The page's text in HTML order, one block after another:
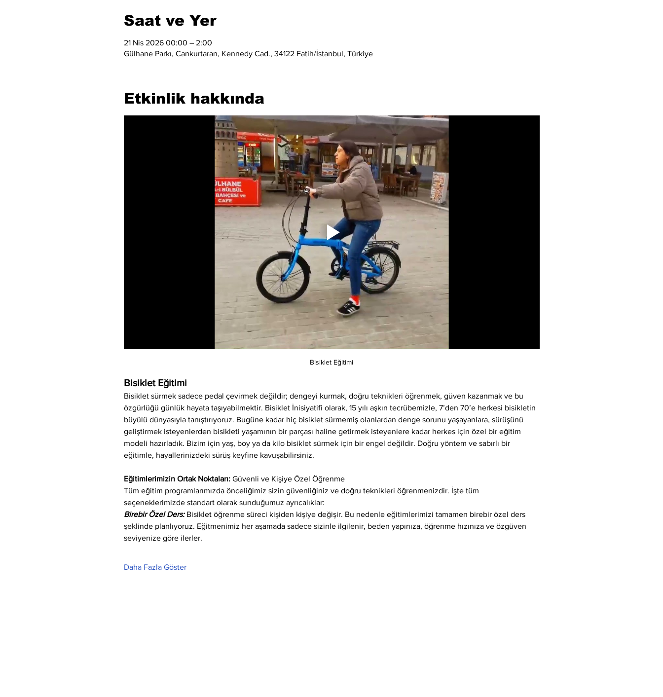
Saat ve Yer
21 Nis 2026 00:00 – 2:00
Gülhane Parkı, Cankurtaran, Kennedy Cad., 34122 Fatih/İstanbul, Türkiye
Etkinlik hakkında
Bisiklet Eğitimi
Bisiklet Eğitimi
Bisiklet sürmek sadece pedal çevirmek değildir; dengeyi kurmak, doğru teknikleri öğrenmek, güven kazanmak ve bu
özgürlüğü günlük hayata taşıyabilmektir. Bisiklet İnisiyatifi olarak, 15 yılı aşkın tecrübemizle, 7’den 70’e herkesi bisikletin
büyülü dünyasıyla tanıştırıyoruz. Bugüne kadar hiç bisiklet sürmemiş olanlardan denge sorunu yaşayanlara, sürüşünü
geliştirmek isteyenlerden bisikleti yaşamının bir parçası haline getirmek isteyenlere kadar herkes için özel bir eğitim
modeli hazırladık. Bizim için yaş, boy ya da kilo bisiklet sürmek için bir engel değildir. Doğru yöntem ve sabırlı bir
eğitimle, hayallerinizdeki sürüş keyfine kavuşabilirsiniz.
Eğitimlerimizin Ortak Noktaları: Güvenli ve Kişiye Özel Öğrenme
Tüm eğitim programlarımızda önceliğimiz sizin güvenliğiniz ve doğru teknikleri öğrenmenizdir. İşte tüm
seçeneklerimizde standart olarak sunduğumuz ayrıcalıklar:
Birebir Özel Ders: Bisiklet öğrenme süreci kişiden kişiye değişir. Bu nedenle eğitimlerimizi tamamen birebir özel ders
şeklinde planlıyoruz. Eğitmenimiz her aşamada sadece sizinle ilgilenir, beden yapınıza, öğrenme hızınıza ve özgüven
seviyenize göre ilerler.
Daha Fazla Göster